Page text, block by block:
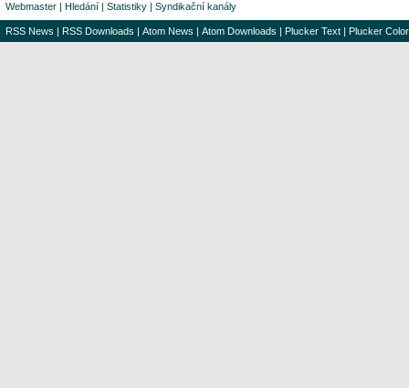
Webmaster | Hledání | Statistiky | Syndikační kanály
RSS News | RSS Downloads | Atom News | Atom Downloads | Plucker Text | Plucker Color